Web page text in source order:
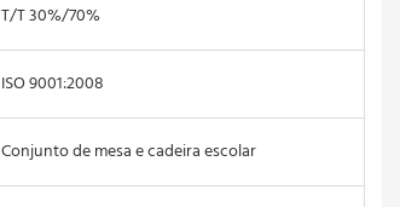
T/T 30%/70%
ISO 9001:2008
Conjunto de mesa e cadeira escolar